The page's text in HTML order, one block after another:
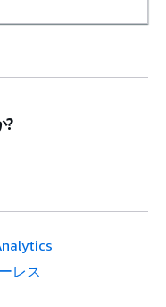
?
レス